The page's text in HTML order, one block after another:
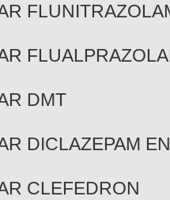
DMT
DICLAZEPAM
CLEFEDRON